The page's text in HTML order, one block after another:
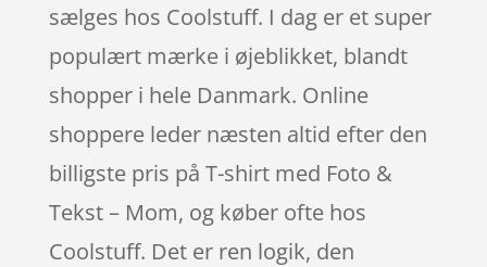
sælges hos Coolstuff. I dag er et super
populært mærke i øjeblikket, blandt
shopper i hele Danmark. Online
shoppere leder næsten altid efter den
billigste pris på T-shirt med Foto &
Tekst – Mom, og køber ofte hos
Coolstuff. Det er ren logik, den